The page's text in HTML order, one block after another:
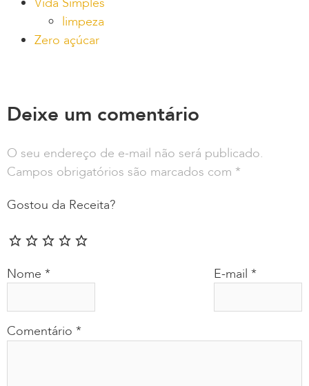
limpeza
Zero açúcar
Deixe um comentário
O seu endereço de e-mail não será publicado.
Campos obrigatórios são marcados com *
Gostou da Receita?
Comentário *
Nome * E-mail *